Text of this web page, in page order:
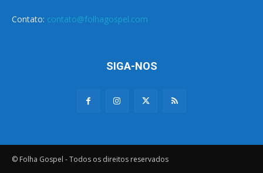
Contato: contato@folhagospel.com
SIGA-NOS
© Folha Gospel - Todos os direitos reservados